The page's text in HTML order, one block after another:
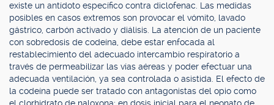
existe un antídoto específico contra diclofenac. Las medidas
posibles en casos extremos son provocar el vómito, lavado
gástrico, carbón activado y diálisis. La atención de un paciente
con sobredosis de codeína, debe estar enfocada al
restablecimiento del adecuado intercambio respiratorio a
través de permeabilizar las vías aéreas y poder efectuar una
adecuada ventilación, ya sea controlada o asistida. El efecto de
la codeína puede ser tratado con antagonistas del opio como